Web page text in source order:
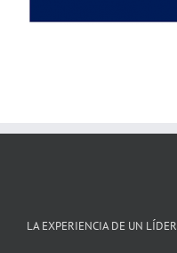
LA EXPERIENCIA DE UN LÍDER